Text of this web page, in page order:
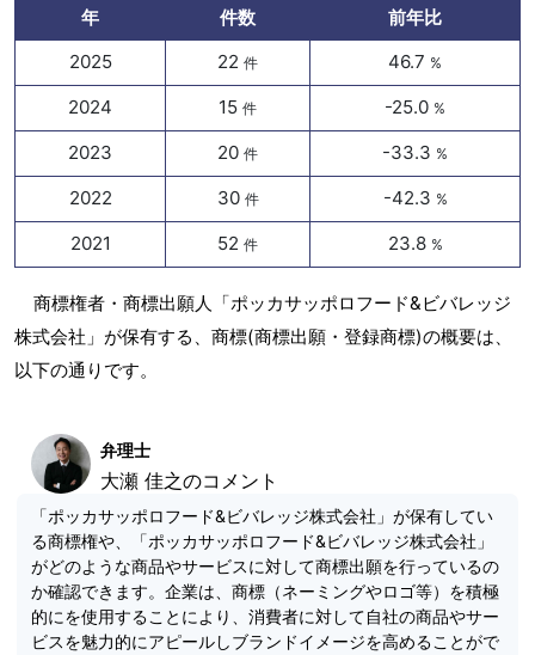
年 件数
前年比
2025
22 件 46.7 %
2024 15 件 -25.0 %
2023 20 件 -33.3 %
2022 30 件 -42.3 %
2021 52 件 23.8 %
商標権者・商標出願人「ポッカサッポロフード&ビバレッジ
株式会社」が保有する、商標(商標出願・登録商標)の概要は、
以下の通りです。
弁理士
大瀬 佳之のコメント
「ポッカサッポロフード&ビバレッジ株式会社」が保有してい
る商標権や、「ポッカサッポロフード&ビバレッジ株式会社」
がどのような商品やサービスに対して商標出願を行っているの
か確認できます。企業は、商標（ネーミングやロゴ等）を積極
的にを使用することにより、消費者に対して自社の商品やサー
ビスを魅力的にアピールしブランドイメージを高めることがで